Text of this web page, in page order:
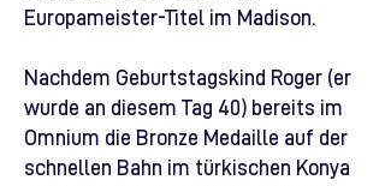
Europameister-Titel im Madison.
Nachdem Geburtstagskind Roger (er
wurde an diesem Tag 40) bereits im
Omnium die Bronze Medaille auf der
schnellen Bahn im türkischen Konya